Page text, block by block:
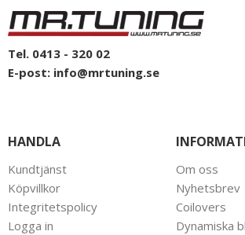
Tel. 0413 - 320 02
E-post: info@mrtuning.se
HANDLA
Kundtjänst
Köpvillkor
Integritetspolicy
Logga in
Om oss
Nyhetsbrev
Coilovers
Dynamiska